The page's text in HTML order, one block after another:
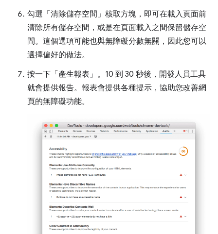
勾選「清除儲存空間」 核取方塊，即可在載入頁面前
清除所有儲存空間，或是在頁面載入之間保留儲存空
間。這個選項可能也與無障礙分數無關，因此您可以
選擇偏好的做法。
按一下「產生報表」 。10 到 30 秒後，開發人員工具
就會提供報告。報表會提供各種提示，協助您改善網
頁的無障礙功能。